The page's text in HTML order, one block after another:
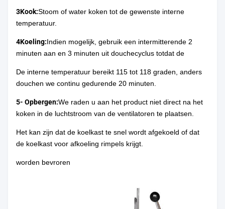
3Kook:Stoom of water koken tot de gewenste interne
temperatuur.
4Koeling:Indien mogelijk, gebruik een intermitterende 2
minuten aan en 3 minuten uit douchecyclus totdat de
De interne temperatuur bereikt 115 tot 118 graden, anders
douchen we continu gedurende 20 minuten.
5- Opbergen:We raden u aan het product niet direct na het
koken in de luchtstroom van de ventilatoren te plaatsen.
Het kan zijn dat de koelkast te snel wordt afgekoeld of dat
de koelkast voor afkoeling rimpels krijgt.
worden bevroren